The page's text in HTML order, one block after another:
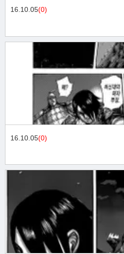
16.10.05(0)
16.10.05(0)